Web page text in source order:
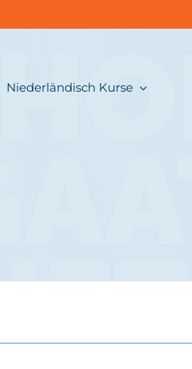
Niederländisch Kurse